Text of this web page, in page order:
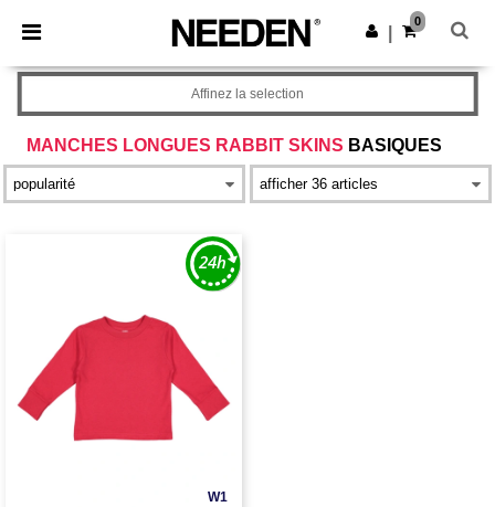
× Appli Needen
Meilleurs prix sur l’app !
Obtenir l'appli
0
MANCHES LONGUES RABBIT SKINS BASIQUES
Affinez la selection
W1